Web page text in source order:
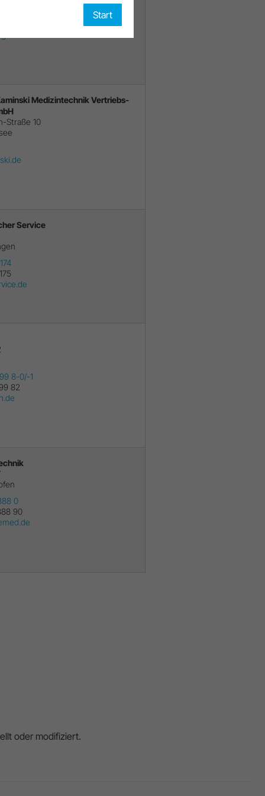
Medizintechnik Vertriebs-
Straße 10
Service
8-0/-1
82
0
90
oder modifiziert.
Start